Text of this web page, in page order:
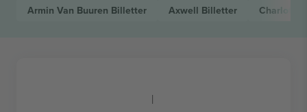
Armin Van Buuren Billetter Axwell Billetter Charlotte